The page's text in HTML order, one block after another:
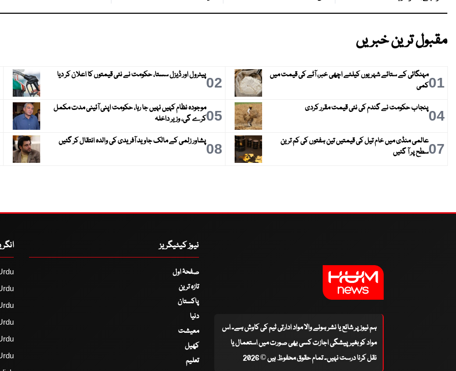
مقبول ترین خبریں
01مہنگائی کے ستائے شہریوں کیلئے اچھی خبر، آٹے کی قیمت میں
کمی
02پیٹرول اور ڈیزل سستا، حکومت نے نئی قیمتوں کا اعلان کر دیا
04پنجاب حکومت نے گندم کی نئی قیمت مقرر کردی 05موجودہ نظام کہیں نہیں جا رہا، حکومت اپنی آئینی مدت مکمل
کرے گی، وزیر داخلہ
07عالمی منڈی میں خام تیل کی قیمتیں تین ہفتوں کی کم ترین
سطح پر آ گئیں
08پشاور زلمی کے مالک جاوید آفریدی کی والدہ انتقال کر گئیں
ہم نیوز پر شائع یا نشر ہونے والا مواد ادارتی ٹیم کی کاوش ہے۔ اس
مواد کو بغیر پیشگی اجازت کسی بھی صورت میں استعمال یا
نقل کرنا درست نہیں۔ تمام حقوق محفوظ ہیں © 2026
نیوز کیٹیگریز
صفحۂ اول
تازہ ترین
پاکستان
دنیا
معیشت
کھیل
تعلیم